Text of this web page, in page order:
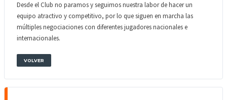
Desde el Club no paramos y seguimos nuestra labor de hacer un
equipo atractivo y competitivo, por lo que siguen en marcha las
múltiples negociaciones con diferentes jugadores nacionales e
internacionales.
VOLVER